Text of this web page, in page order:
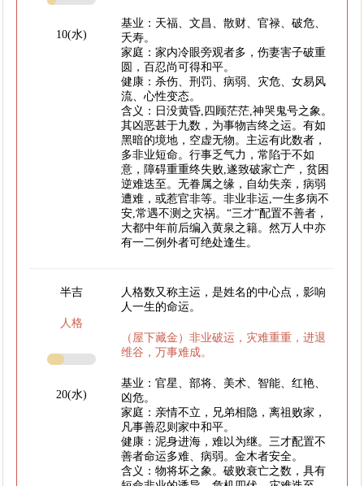
10(水)
基业：天福、文昌、散财、官禄、破危、
夭寿。
家庭：家内冷眼旁观者多，伤妻害子破重
圆，百忍尚可得和平。
健康：杀伤、刑罚、病弱、灾危、女易风
流、心性变态。
含义：日没黄昏,四顾茫茫,神哭鬼号之象。
其凶恶甚于九数，为事物吉终之运。有如
黑暗的境地，空虚无物。主运有此数者，
多非业短命。行事乏气力，常陷于不如
意，障碍重重终失败,遂致破家亡产，贫困
逆难迭至。无眷属之缘，自幼失亲，病弱
遭难，或惹官非等。非业非运,一生多病不
安,常遇不测之灾祸。“三才”配置不善者，
大都中年前后编入黄泉之籍。然万人中亦
有一二例外者可绝处逢生。
半吉
人格
20(水)
人格数又称主运，是姓名的中心点，影响
人一生的命运。
（屋下藏金）非业破运，灾难重重，进退
维谷，万事难成。
基业：官星、部将、美术、智能、红艳、
凶危。
家庭：亲情不立，兄弟相隐，离祖败家，
凡事善忍则家中和平。
健康：泥身进海，难以为继。三才配置不
善者命运多难、病弱。金木者安全。
含义：物将坏之象。破败衰亡之数，具有